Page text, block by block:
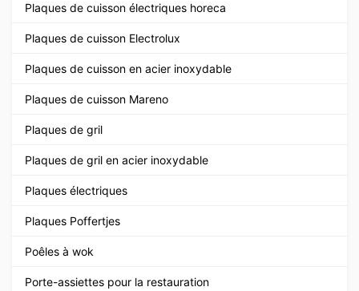
Plaques de cuisson électriques horeca
Plaques de cuisson Electrolux
Plaques de cuisson en acier inoxydable
Plaques de cuisson Mareno
Plaques de gril
Plaques de gril en acier inoxydable
Plaques électriques
Plaques Poffertjes
Poêles à wok
Porte-assiettes pour la restauration